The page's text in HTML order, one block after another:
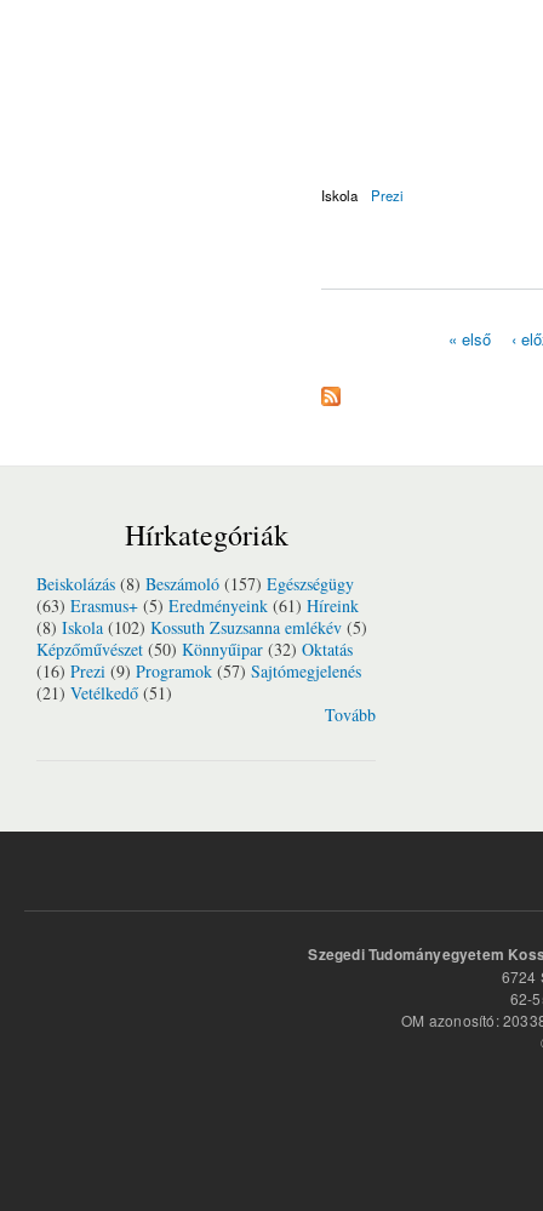
Iskola Prezi
« első ‹
Hírkategóriák
Beiskolázás (8) Beszámoló (157) Egészségügy
(63) Erasmus+ (5) Eredményeink (61) Híreink
(8) Iskola (102) Kossuth Zsuzsanna emlékév (5)
Képzőművészet (50) Könnyűipar (32) Oktatás
(16) Prezi (9) Programok (57) Sajtómegjelenés
(21) Vetélkedő (51)
Tovább
Szegedi Tudományegyetem
6724
62-
OM azonosító: